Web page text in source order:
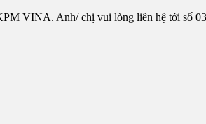
VINA. Anh/ chị vui lòng liên hệ tới số